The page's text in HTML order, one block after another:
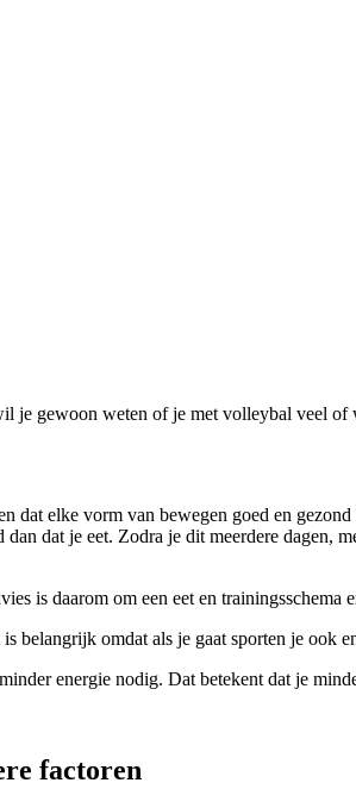
gewoon weten of je met volleybal veel
elke vorm van bewegen goed en
dat je eet. Zodra je dit meerdere dagen,
is daarom om een eet en trainingsschema
belangrijk omdat als je gaat sporten je ook
energie nodig. Dat betekent dat je
factoren